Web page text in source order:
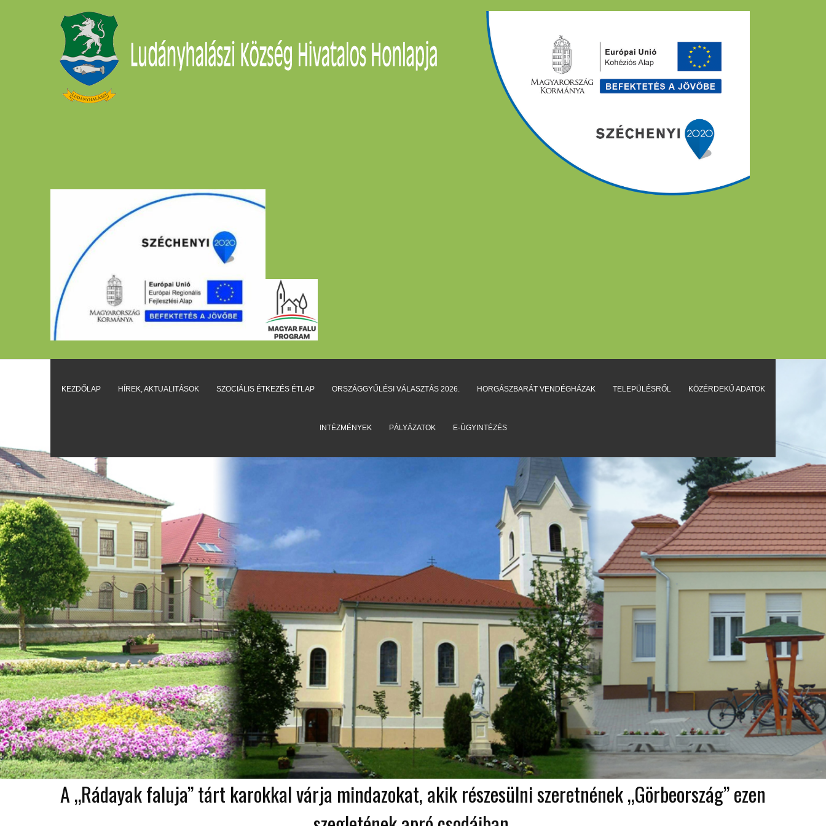
KEZDŐLAP HÍREK, AKTUALITÁSOK SZOCIÁLIS ÉTKEZÉS ÉTLAP ORSZÁGGYŰLÉSI VÁLASZTÁS 2026. HORGÁSZBARÁT VENDÉGHÁZAK TELEPÜLÉSRŐL KÖZÉRDEKŰ ADATOK
INTÉZMÉNYEK PÁLYÁZATOK E-ÜGYINTÉZÉS
A „Rádayak faluja” tárt karokkal várja mindazokat, akik részesülni szeretnének „Görbeország” ezen